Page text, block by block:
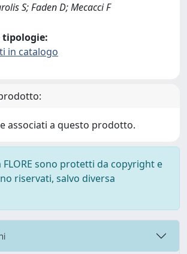
S; Faden D; Mecacci F
tipologie:
in catalogo
associati a questo prodotto.
sono protetti da copyright e
riservati, salvo diversa